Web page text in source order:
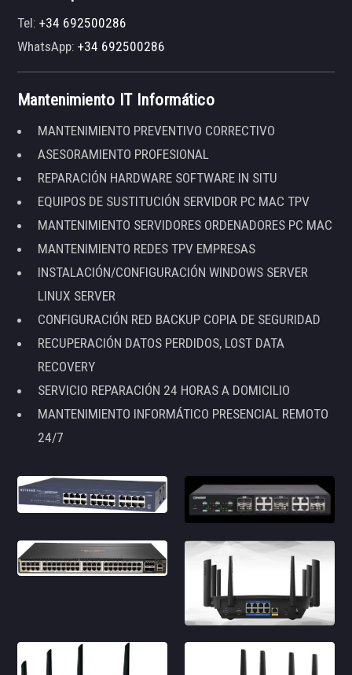
Tel:+34 692500286
WhatsApp:+34 692500286
Mantenimiento IT Informático
MANTENIMIENTO PREVENTIVO CORRECTIVO
ASESORAMIENTO PROFESIONAL
REPARACIÓN HARDWARE SOFTWARE IN SITU
EQUIPOS DE SUSTITUCIÓN SERVIDOR PC MAC TPV
MANTENIMIENTO SERVIDORES ORDENADORES PC MAC
MANTENIMIENTO REDES TPV EMPRESAS
INSTALACIÓN/CONFIGURACIÓN WINDOWS SERVER
LINUX SERVER
CONFIGURACIÓN RED BACKUP COPIA DE SEGURIDAD
RECUPERACIÓN DATOS PERDIDOS, LOST DATA
RECOVERY
SERVICIO REPARACIÓN 24 HORAS A DOMICILIO
MANTENIMIENTO INFORMÁTICO PRESENCIAL REMOTO
24/7